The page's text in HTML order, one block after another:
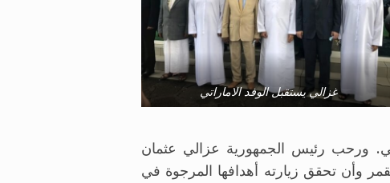
غزالي يستقبل الوفد الاماراتي
ورحب رئيس الجمهورية عزالي عثمان
وأن تحقق زيارته أهدافها المرجوة في